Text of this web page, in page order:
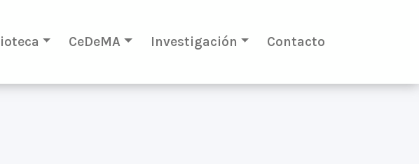
CeDeMA Investigación Contacto